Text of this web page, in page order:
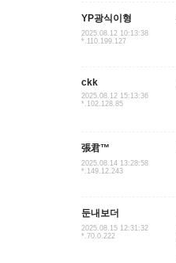
YP광식이형
2025.08.12 10:13:38
*.110.199.127
ckk
2025.08.12 15:13:36
*.102.128.85
張君™
2025.08.14 13:28:58
*.149.12.243
둔내보더
2025.08.15 12:31:32
*.70.0.222